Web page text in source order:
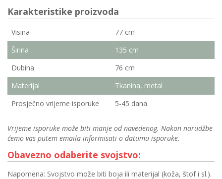
Karakteristike proizvoda
Visina
77 cm
Širina
135 cm
Dubina
76 cm
Materijal
Tkanina, metal
Prosječno vrijeme isporuke
5-45 dana
Vrijeme isporuke može biti manje od navedenog. Nakon narudžbe
ćemo vas putem emaila informisati o datumu isporuke.
Obavezno odaberite svojstvo:
Napomena: Svojstvo može biti boja ili materijal (koža, štof i sl.).